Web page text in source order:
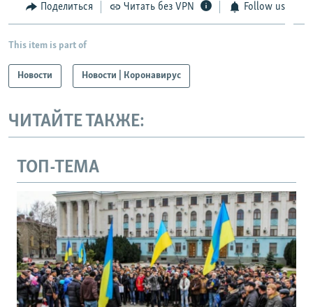
Поделиться Читать без VPN Follow us
This item is part of
Новости Новости | Коронавирус
ЧИТАЙТЕ ТАКЖЕ:
ТОП-ТЕМА